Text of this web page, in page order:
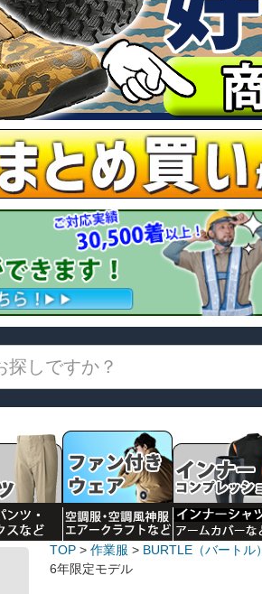
TOP 作業服 BURTLE（バートル）
6年限定モデル